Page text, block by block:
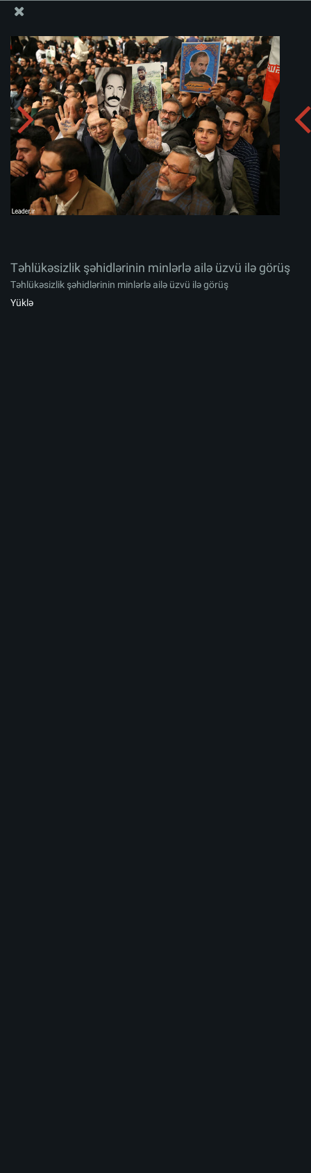
Təhlükəsizlik şəhidlərinin minlərlə ailə üzvü ilə görüş
Albomu yüklə: zip
Təhlükəsizlik şəhidlərinin minlərlə ailə üzvü ilə görüş
Təhlükəsizlik şəhidlərinin minlərlə ailə üzvü ilə görüş
Yüklə